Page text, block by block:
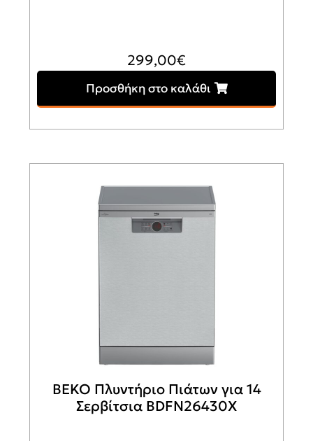
299,00€
Προσθήκη στο καλάθι
BEKO Πλυντήριο Πιάτων για 14
Σερβίτσια BDFN26430X